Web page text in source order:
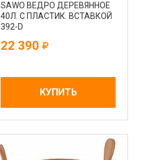
SAWO ВЕДРО ДЕРЕВЯННОЕ
40Л. С ПЛАСТИК. ВСТАВКОЙ
392-D
22 390
КУПИТЬ